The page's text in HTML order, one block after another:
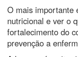
O mais importante
nutricional e ver o
fortalecimento do
prevenção a